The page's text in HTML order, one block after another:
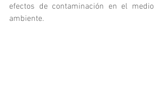
efectos de contaminación en el medio
ambiente.